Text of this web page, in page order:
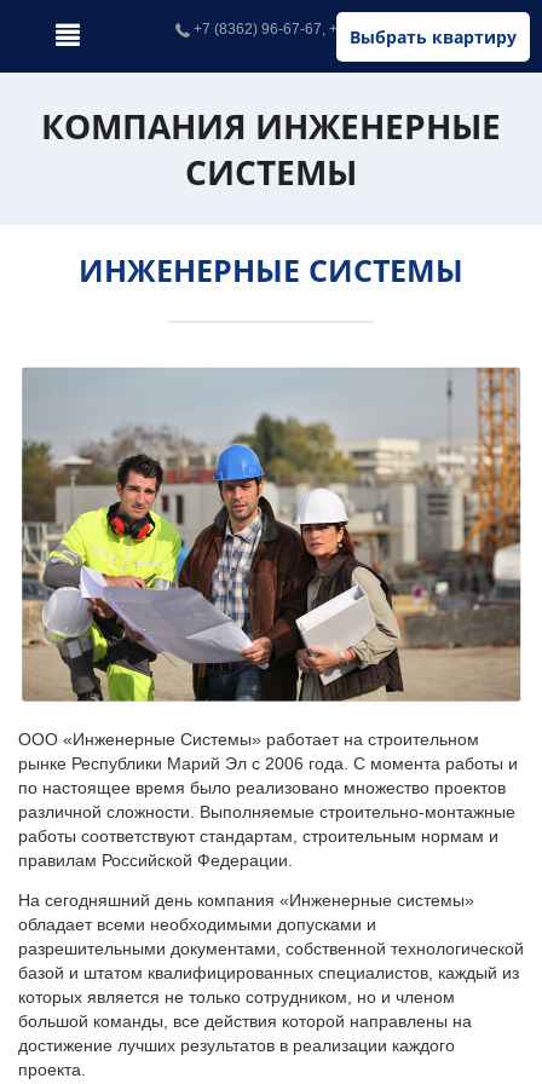
Выбрать квартиру
+7 (8362) 96-67-67, +7 (902) 326-67-67
КОМПАНИЯ ИНЖЕНЕРНЫЕ
СИСТЕМЫ
ИНЖЕНЕРНЫЕ СИСТЕМЫ
ООО «Инженерные Системы» работает на строительном
рынке Республики Марий Эл с 2006 года. С момента работы и
по настоящее время было реализовано множество проектов
различной сложности. Выполняемые строительно-монтажные
работы соответствуют стандартам, строительным нормам и
правилам Российской Федерации.
На сегодняшний день компания «Инженерные системы»
обладает всеми необходимыми допусками и
разрешительными документами, собственной технологической
базой и штатом квалифицированных специалистов, каждый из
которых является не только сотрудником, но и членом
большой команды, все действия которой направлены на
достижение лучших результатов в реализации каждого
проекта.